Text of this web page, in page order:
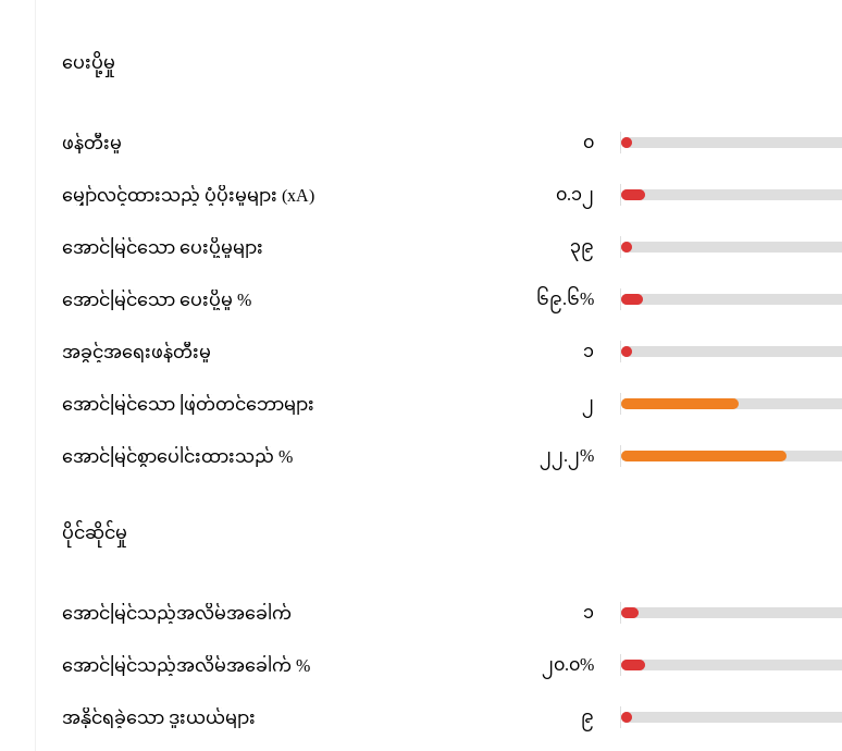
ပေးပို့မှု
ဖန်တီးမှု ၀
မျှော်လင့်ထားသည့် ပံ့ပိုးမှုများ (xA) ၀.၁၂
အောင်မြင်သော ပေးပို့မှုများ ၃၉
အောင်မြင်သော ပေးပို့မှု % ၆၉.၆%
အခွင့်အရေးဖန်တီးမှု ၁
အောင်မြင်သော ဖြတ်တင်ဘောများ ၂
အောင်မြင်စွာပေါင်းထားသည် % ၂၂.၂%
ပိုင်ဆိုင်မှု
အောင်မြင်သည့်အလိမ်အခေါက် ၁
အောင်မြင်သည့်အလိမ်အခေါက် % ၂၀.၀%
အနိုင်ရခဲ့သော ဒူးယယ်များ ၉